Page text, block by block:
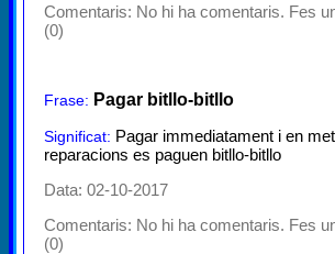
Comentaris: No hi ha comentaris. Fes
(0)
Frase: Pagar bitllo-bitllo
Significat: Pagar immediatament i en
reparacions es paguen bitllo-bitllo
Data: 02-10-2017
Comentaris: No hi ha comentaris. Fes
(0)